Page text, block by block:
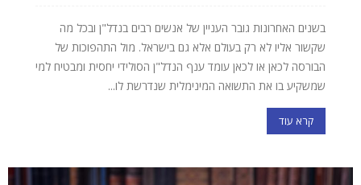
בשנים האחרונות גובר העניין של אנשים רבים בנדל"ן ובכל מה
שקשור אליו לא רק בעולם אלא גם בישראל. מול התהפוכות של
הבורסה לכאן או לכאן עומד ענף הנדל"ן הסולידי יחסית ומבטיח למי
שמשקיע בו את התשואה המינימלית שנדרשת לו...
קרא עוד